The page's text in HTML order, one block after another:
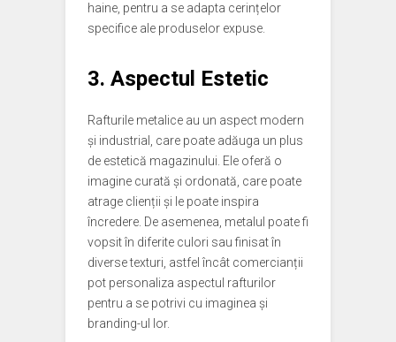
haine, pentru a se adapta cerințelor
specifice ale produselor expuse.
3. Aspectul Estetic
Rafturile metalice au un aspect modern
și industrial, care poate adăuga un plus
de estetică magazinului. Ele oferă o
imagine curată și ordonată, care poate
atrage clienții și le poate inspira
încredere. De asemenea, metalul poate fi
vopsit în diferite culori sau finisat în
diverse texturi, astfel încât comercianții
pot personaliza aspectul rafturilor
pentru a se potrivi cu imaginea și
branding-ul lor.